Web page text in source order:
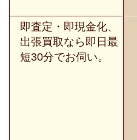
即査定・即現金化、
出張買取なら即日最
短30分でお伺い。